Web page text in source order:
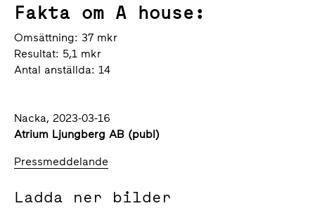
Fakta om A house:
Omsättning: 37 mkr
Resultat: 5,1 mkr
Antal anställda: 14
Nacka, 2023-03-16
Atrium Ljungberg AB (publ)
Pressmeddelande
Ladda ner bilder